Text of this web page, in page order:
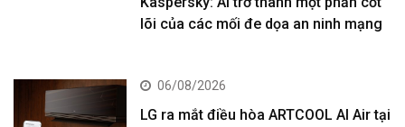
lõi của các mối đe dọa an ninh mạng
06/08/2026
LG ra mắt điều hòa ARTCOOL AI Air tại